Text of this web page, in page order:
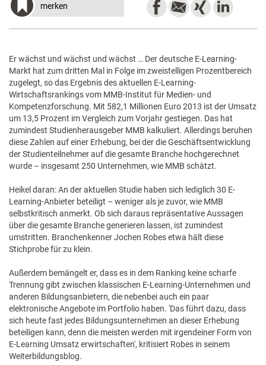
merken
Er wächst und wächst und wächst … Der deutsche E-Learning-
Markt hat zum dritten Mal in Folge im zweistelligen Prozentbereich
zugelegt, so das Ergebnis des aktuellen E-Learning-
Wirtschaftsrankings vom MMB-Institut für Medien- und
Kompetenzforschung. Mit 582,1 Millionen Euro 2013 ist der Umsatz
um 13,5 Prozent im Vergleich zum Vorjahr gestiegen. Das hat
zumindest Studienherausgeber MMB kalkuliert. Allerdings beruhen
diese Zahlen auf einer Erhebung, bei der die Geschäftsentwicklung
der Studienteilnehmer auf die gesamte Branche hochgerechnet
wurde – insgesamt 250 Unternehmen, wie MMB schätzt.
Heikel daran: An der aktuellen Studie haben sich lediglich 30 E-
Learning-Anbieter beteiligt – weniger als je zuvor, wie MMB
selbstkritisch anmerkt. Ob sich daraus repräsentative Aussagen
über die gesamte Branche generieren lassen, ist zumindest
umstritten. Branchenkenner Jochen Robes etwa hält diese
Stichprobe für zu klein.
Außerdem bemängelt er, dass es in dem Ranking keine scharfe
Trennung gibt zwischen klassischen E-Learning-Unternehmen und
anderen Bildungsanbietern, die nebenbei auch ein paar
elektronische Angebote im Portfolio haben. 'Das führt dazu, dass
sich heute fast jedes Bildungsunternehmen an dieser Erhebung
beteiligen kann, denn die meisten werden mit irgendeiner Form von
E-Learning Umsatz erwirtschaften', kritisiert Robes in seinem
Weiterbildungsblog.